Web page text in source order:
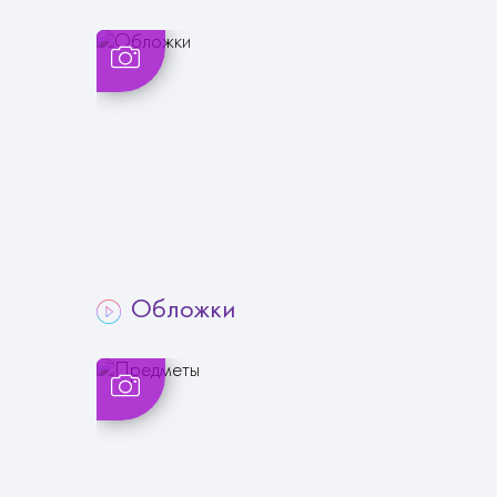
Обложки